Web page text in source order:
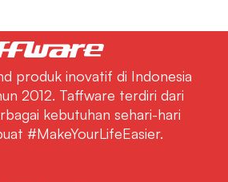
produk inovatif di Indonesia
2012. Taffware terdiri dari
kebutuhan sehari-hari
#MakeYourLifeEasier.